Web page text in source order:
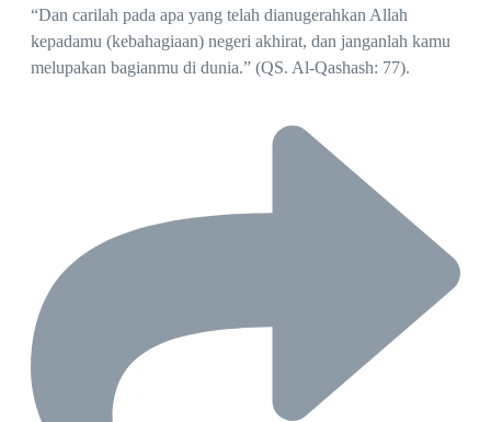
“Dan carilah pada apa yang telah dianugerahkan Allah
kepadamu (kebahagiaan) negeri akhirat, dan janganlah kamu
melupakan bagianmu di dunia.” (QS. Al-Qashash: 77).